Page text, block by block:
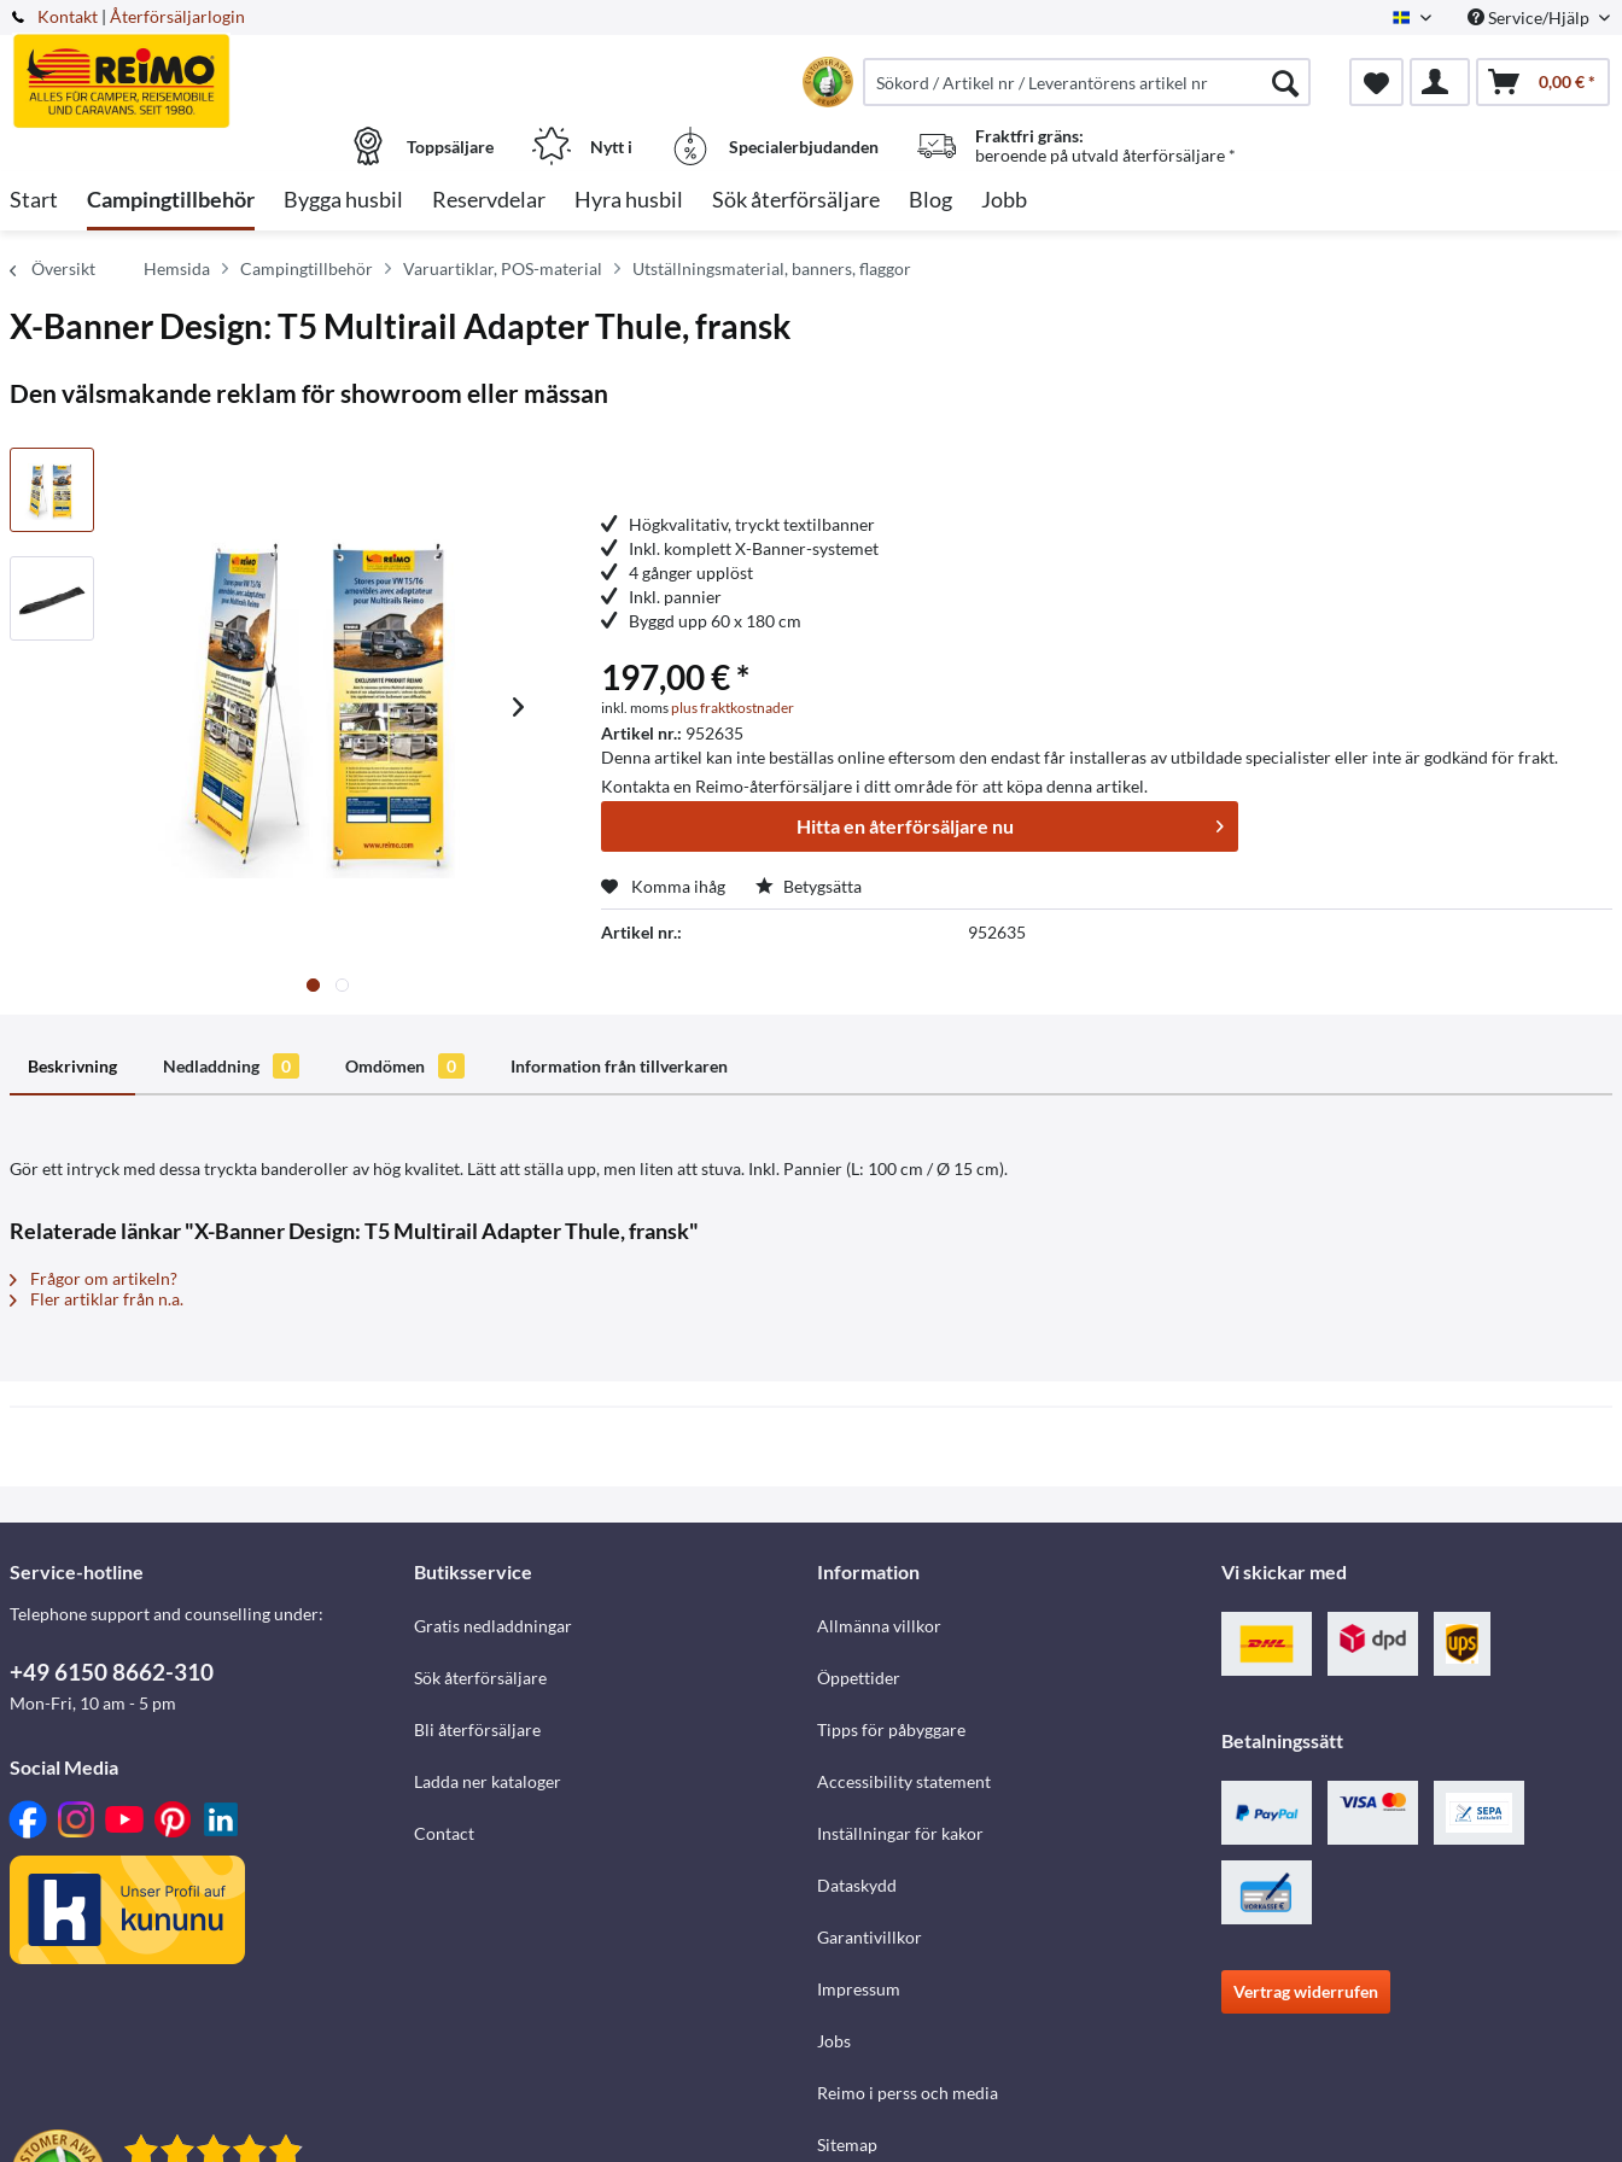
Kontakt Swedish Service/Hjälp
| Återförsäljarlogin
0,00 € *
Toppsäljare Nytt i Specialerbjudanden
Fraktfri gräns:
beroende på utvald återförsäljare *
Start Campingtillbehör Bygga husbil Reservdelar Hyra husbil Sök återförsäljare Blog Jobb
Översikt Hemsida Campingtillbehör Varuartiklar, POS-material Utställningsmaterial, banners, flaggor
X-Banner Design: T5 Multirail Adapter Thule, fransk
Den välsmakande reklam för showroom eller mässan
Högkvalitativ, tryckt textilbanner
Inkl. komplett X-Banner-systemet
4 gånger upplöst
Inkl. pannier
Byggd upp 60 x 180 cm
197,00 € *
inkl. momsplus fraktkostnader
Artikel nr.: 952635
Denna artikel kan inte beställas online eftersom den endast får installeras av utbildade specialister eller inte är godkänd för frakt.
Kontakta en Reimo-återförsäljare i ditt område för att köpa denna artikel.
Hitta en återförsäljare nu
Komma ihåg Betygsätta
Artikel nr.: 952635
Beskrivning Nedladdning 0 Omdömen 0 Information från tillverkaren
Gör ett intryck med dessa tryckta banderoller av hög kvalitet. Lätt att ställa upp, men liten att stuva. Inkl. Pannier (L: 100 cm / Ø 15 cm).
Relaterade länkar "X-Banner Design: T5 Multirail Adapter Thule, fransk"
Frågor om artikeln?
Fler artiklar från n.a.
Service-hotline
Telephone support and counselling under:
+49 6150 8662-310
Mon-Fri, 10 am - 5 pm
Social Media
Butiksservice
Gratis nedladdningar
Sök återförsäljare
Bli återförsäljare
Ladda ner kataloger
Contact
Information
Allmänna villkor
Öppettider
Tipps för påbyggare
Accessibility statement
Inställningar för kakor
Dataskydd
Garantivillkor
Impressum
Jobs
Reimo i perss och media
Sitemap
Vi skickar med
Betalningssätt
Vertrag widerrufen